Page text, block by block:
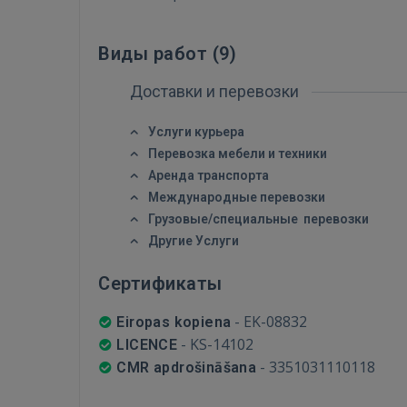
Виды работ (9)
Доставки и перевозки
Услуги курьера
Перевозка мебели и техники
Аренда транспорта
Международные перевозки
Грузовые/специальные перевозки
Другие Услуги
Сертификаты
Eiropas kopiena - EK-08832
LICENCE - KS-14102
CMR apdrošināšana - 3351031110118